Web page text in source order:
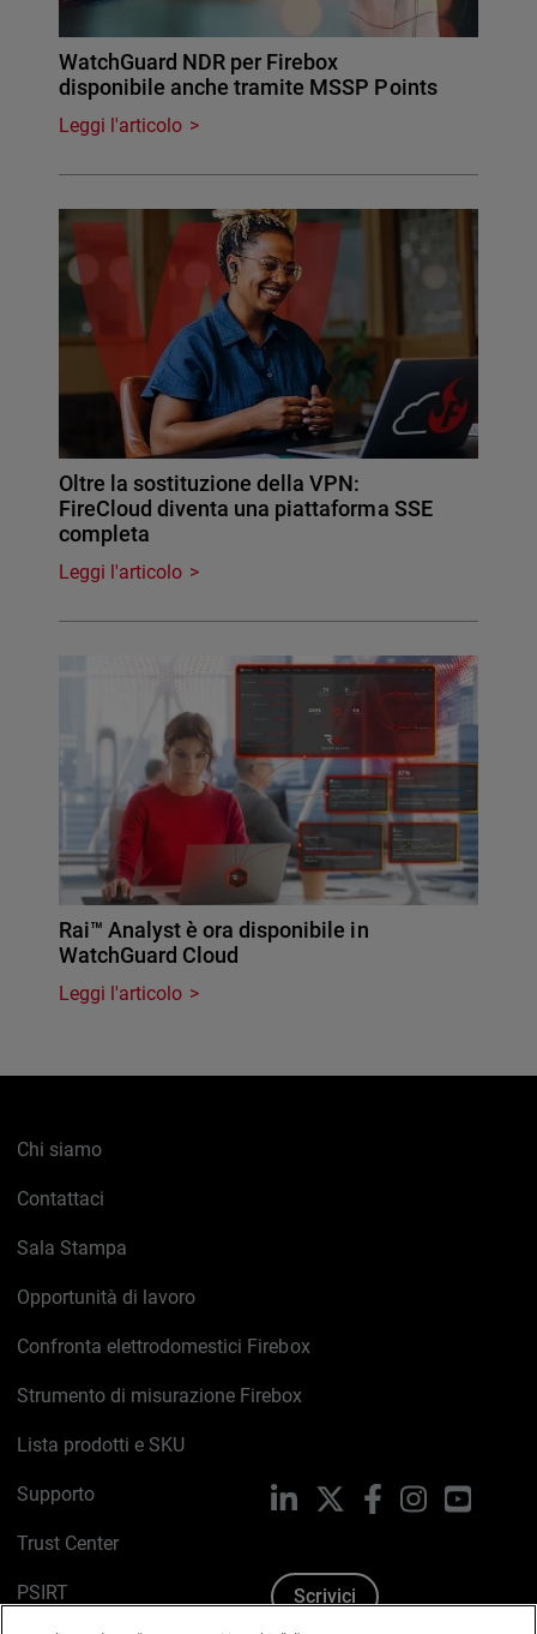
WatchGuard NDR per Firebox
disponibile anche tramite MSSP Points
Leggi l'articolo
Oltre la sostituzione della VPN:
FireCloud diventa una piattaforma SSE
completa
Leggi l'articolo
Rai™ Analyst è ora disponibile in
WatchGuard Cloud
Leggi l'articolo
Chi siamo
Contattaci
Sala Stampa
Opportunità di lavoro
Confronta elettrodomestici Firebox
Strumento di misurazione Firebox
Lista prodotti e SKU
Supporto
Trust Center
PSIRT
LinkedIn FacebookInstagram
Scrivici